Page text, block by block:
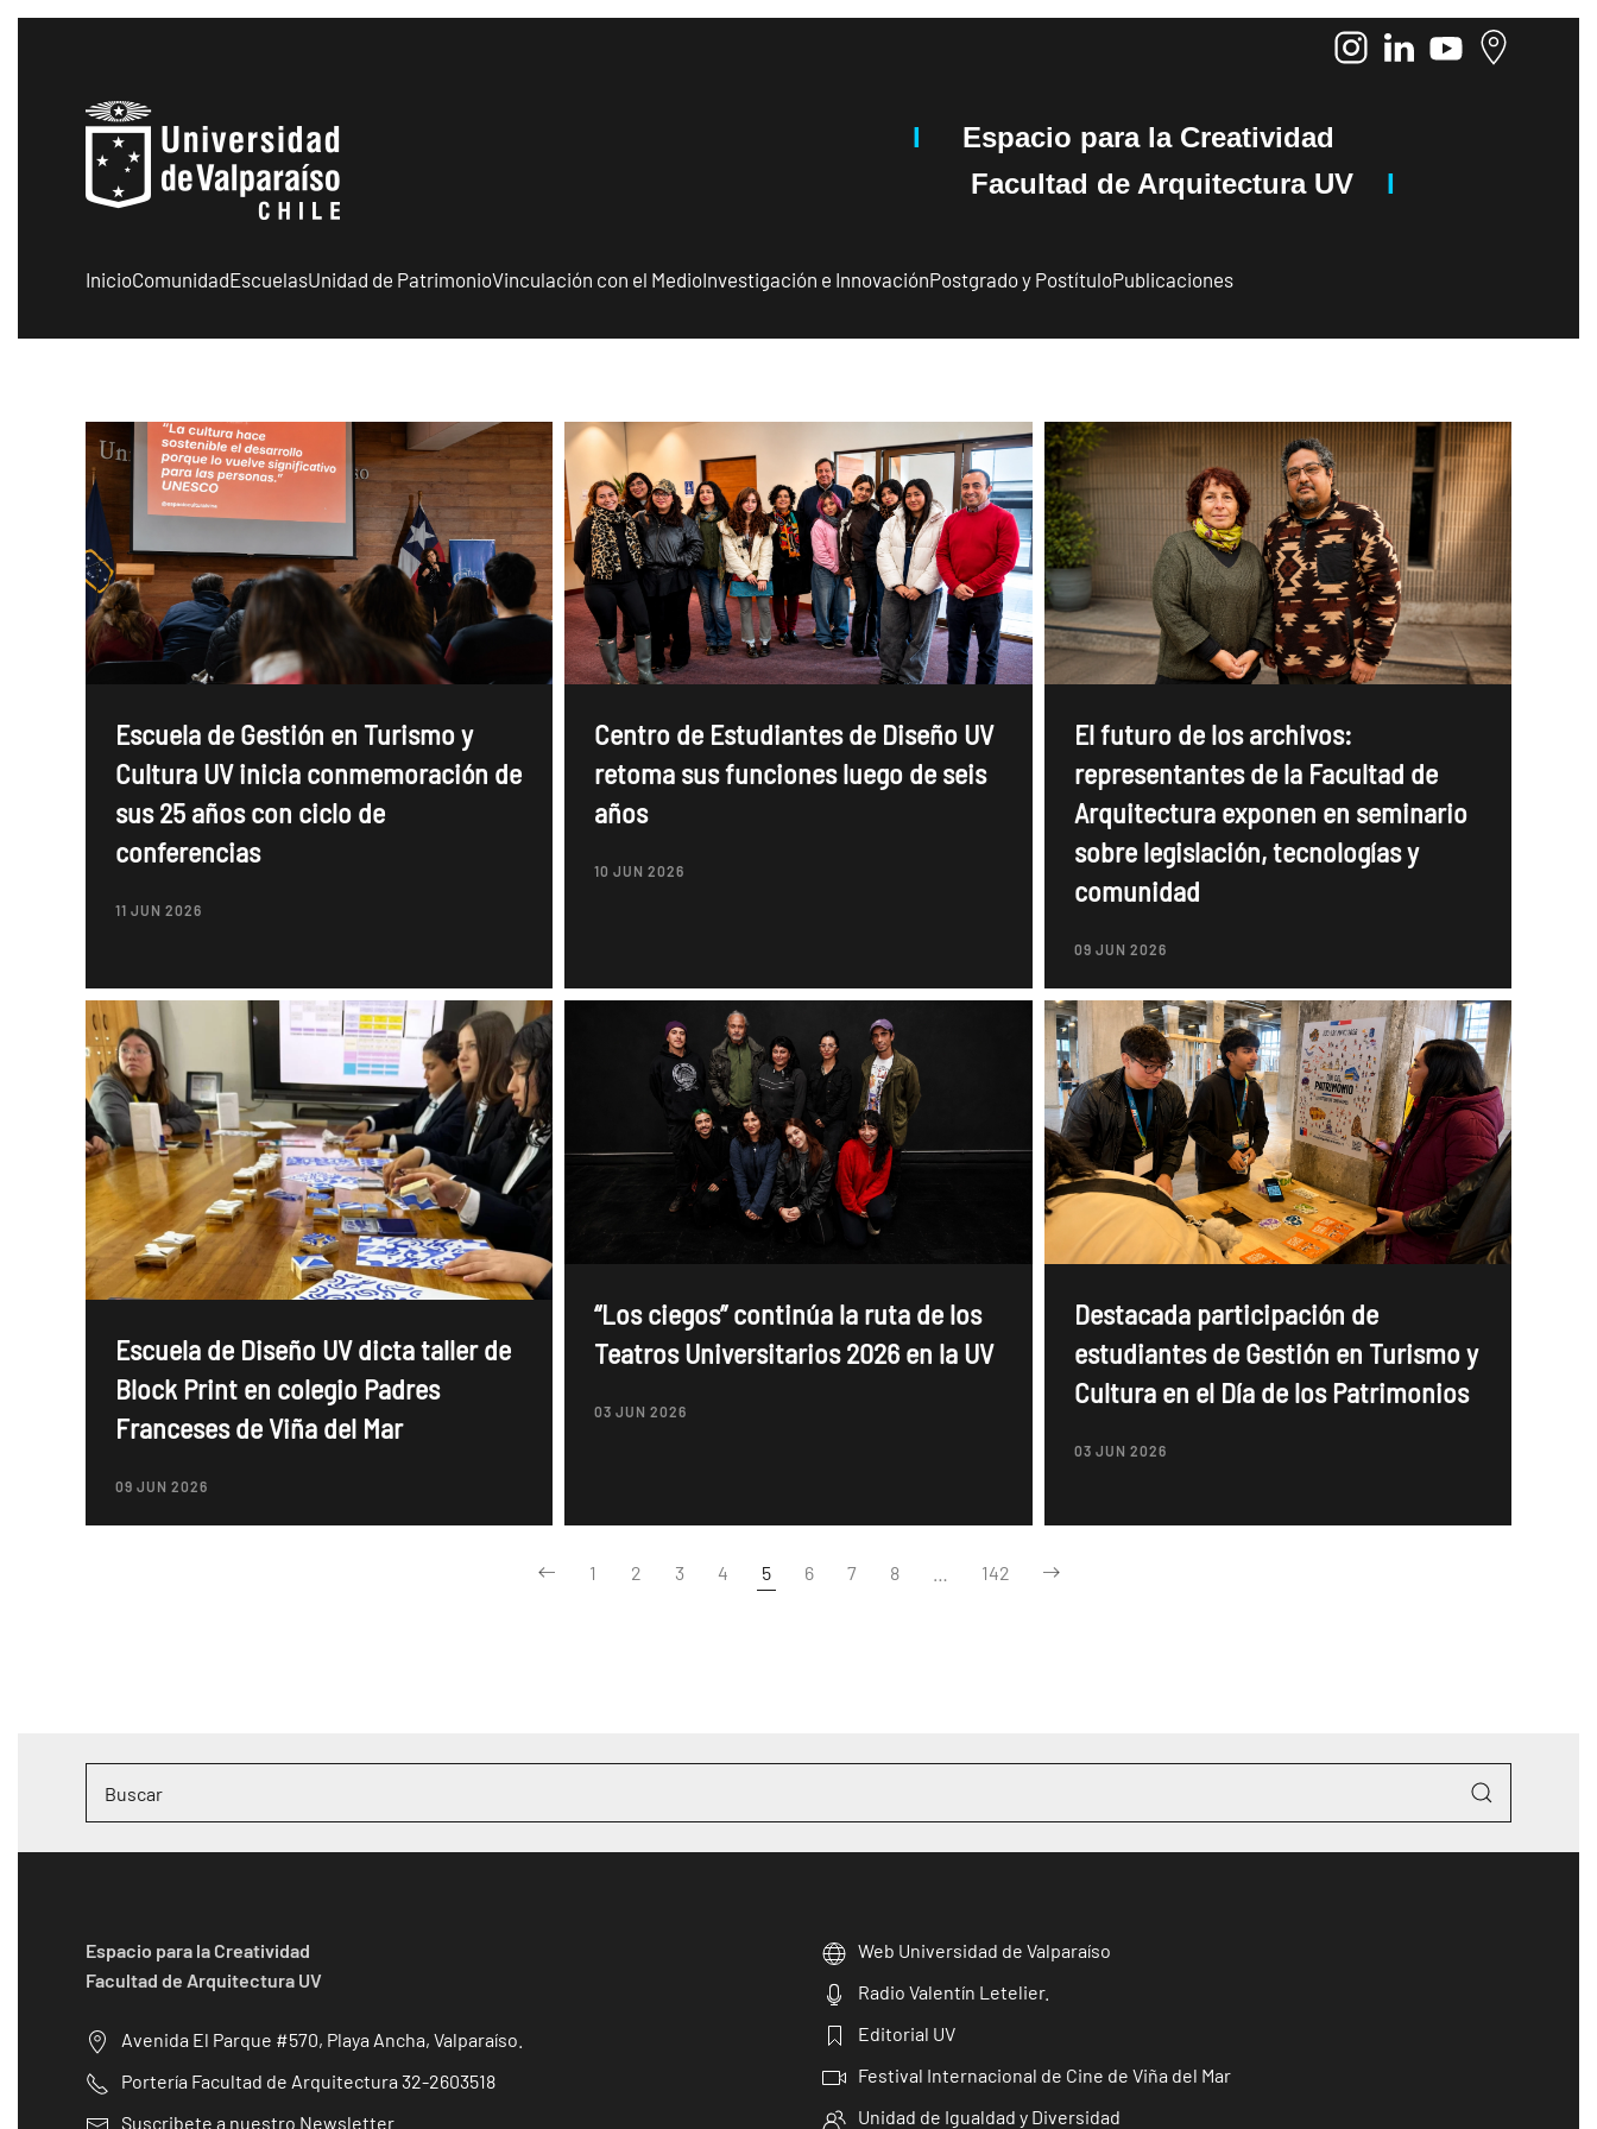
I Espacio para la Creatividad
Facultad de Arquitectura UV
I
InicioComunidadEscuelasUnidad de PatrimonioVinculación con el MedioInvestigación e InnovaciónPostgrado y PostítuloPublicaciones
Escuela de Gestión en Turismo y
Cultura UV inicia conmemoración de
sus 25 años con ciclo de
conferencias
11 JUN 2026
Centro de Estudiantes de Diseño UV
retoma sus funciones luego de seis
años
10 JUN 2026
El futuro de los archivos:
representantes de la Facultad de
Arquitectura exponen en seminario
sobre legislación, tecnologías y
comunidad
09 JUN 2026
Escuela de Diseño UV dicta taller de
Block Print en colegio Padres
Franceses de Viña del Mar
09 JUN 2026
“Los ciegos” continúa la ruta de los
Teatros Universitarios 2026 en la UV
03 JUN 2026
Destacada participación de
estudiantes de Gestión en Turismo y
Cultura en el Día de los Patrimonios
03 JUN 2026
1 2 3 4 5 6 7 8 142
Espacio para la Creatividad
Facultad de Arquitectura UV
Avenida El Parque #570, Playa Ancha, Valparaíso.
Portería Facultad de Arquitectura 32-2603518
Suscribete a nuestro Newsletter.
Web Universidad de Valparaíso
Radio Valentín Letelier.
Editorial UV
Festival Internacional de Cine de Viña del Mar
Unidad de Igualdad y Diversidad